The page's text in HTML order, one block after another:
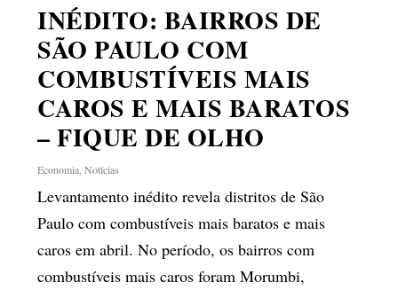
INÉDITO: BAIRROS DE
SÃO PAULO COM
COMBUSTÍVEIS MAIS
CAROS E MAIS BARATOS
– FIQUE DE OLHO
Economia ,Notícias
Levantamento inédito revela distritos de São
Paulo com combustíveis mais baratos e mais
caros em abril. No período, os bairros com
combustíveis mais caros foram Morumbi,